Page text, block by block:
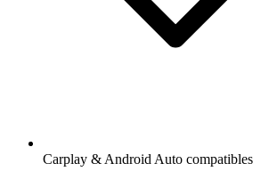
Carplay & Android Auto compatibles